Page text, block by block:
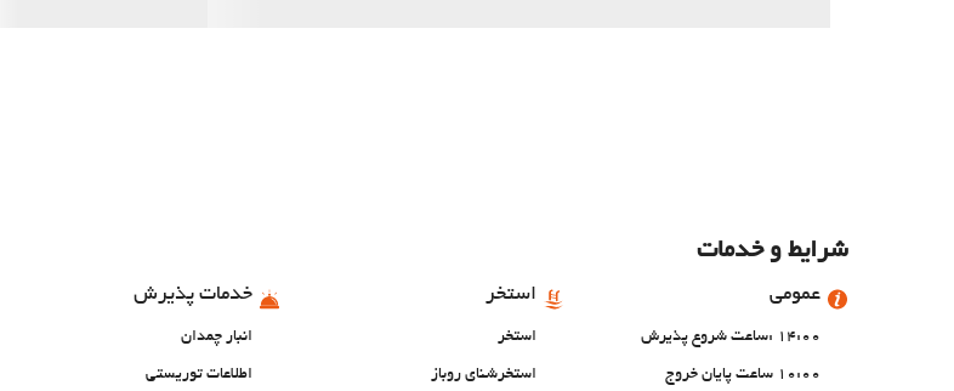
شرایط و خدمات
عمومی
14:00 :ساعت شروع پذیرش
10:00 ساعت پایان خروج
استخر
استخر
استخرشنای روباز
خدمات پذیرش
انبار چمدان
اطلاعات توریستی